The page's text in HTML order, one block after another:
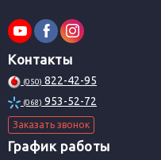
Контакты
(050) 822-42-95
(068) 953-52-72
Заказать звонок
График работы